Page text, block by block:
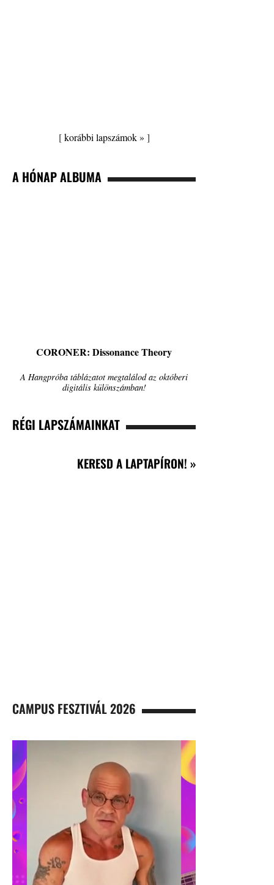
[korábbi lapszámok » ]
A HÓNAP ALBUMA
CORONER: Dissonance Theory
A Hangpróba táblázatot megtalálod az októberi
digitális különszámban!
RÉGI LAPSZÁMAINKAT
KERESD A LAPTAPÍRON! »
CAMPUS FESZTIVÁL 2026